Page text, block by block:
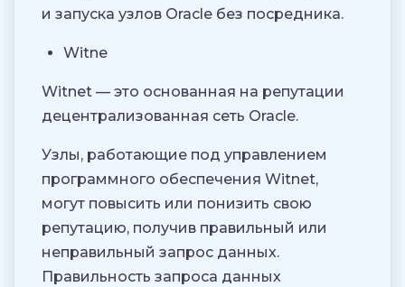
и запуска узлов Oracle без посредника.
Witne
Witnet — это основанная на репутации
децентрализованная сеть Oracle.
Узлы, работающие под управлением
программного обеспечения Witnet,
могут повысить или понизить свою
репутацию, получив правильный или
неправильный запрос данных.
Правильность запроса данных